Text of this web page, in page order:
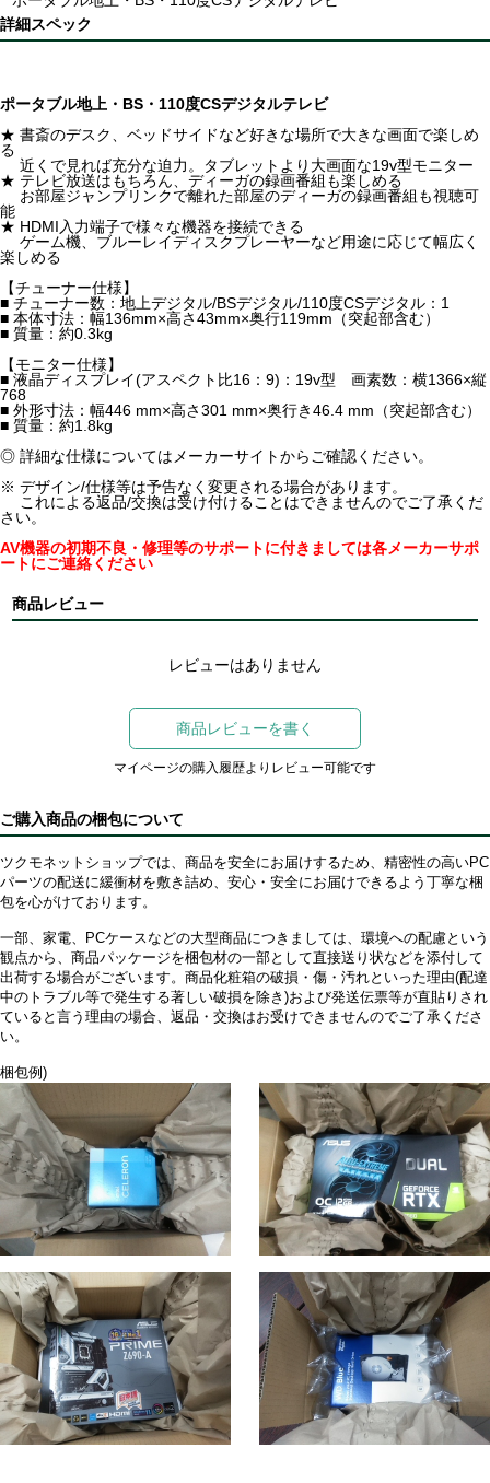
詳細スペック
ポータブル地上・BS・110度CSデジタルテレビ
★ 書斎のデスク、ベッドサイドなど好きな場所で大きな画面で楽しめ
る
近くで見れば充分な迫力。タブレットより大画面な19v型モニター
★ テレビ放送はもちろん、ディーガの録画番組も楽しめる
お部屋ジャンプリンクで離れた部屋のディーガの録画番組も視聴可
能
★ HDMI入力端子で様々な機器を接続できる
ゲーム機、ブルーレイディスクプレーヤーなど用途に応じて幅広く
楽しめる
【チューナー仕様】
■ チューナー数：地上デジタル/BSデジタル/110度CSデジタル：1
■ 本体寸法：幅136mm×高さ43mm×奥行119mm（突起部含む）
■ 質量：約0.3kg
【モニター仕様】
■ 液晶ディスプレイ(アスペクト比16：9)：19v型 画素数：横1366×縦
768
■ 外形寸法：幅446 mm×高さ301 mm×奥行き46.4 mm（突起部含む）
■ 質量：約1.8kg
◎ 詳細な仕様についてはメーカーサイトからご確認ください。
※ デザイン/仕様等は予告なく変更される場合があります。
これによる返品/交換は受け付けることはできませんのでご了承くだ
さい。
AV機器の初期不良・修理等のサポートに付きましては各メーカーサポ
ートにご連絡ください
商品レビュー
レビューはありません
商品レビューを書く
マイページの購入履歴よりレビュー可能です
ご購入商品の梱包について
ツクモネットショップでは、商品を安全にお届けするため、精密性の高いPC
パーツの配送に緩衝材を敷き詰め、安心・安全にお届けできるよう丁寧な梱
包を心がけております。
一部、家電、PCケースなどの大型商品につきましては、環境への配慮という
観点から、商品パッケージを梱包材の一部として直接送り状などを添付して
出荷する場合がございます。商品化粧箱の破損・傷・汚れといった理由(配達
中のトラブル等で発生する著しい破損を除き)および発送伝票等が直貼りされ
ていると言う理由の場合、返品・交換はお受けできませんのでご了承くださ
い。
梱包例)